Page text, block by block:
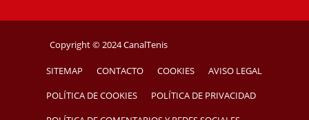
Copyright © 2024 CanalTenis
SITEMAP CONTACTO COOKIES AVISO LEGAL
POLÍTICA DE COOKIES POLÍTICA DE PRIVACIDAD